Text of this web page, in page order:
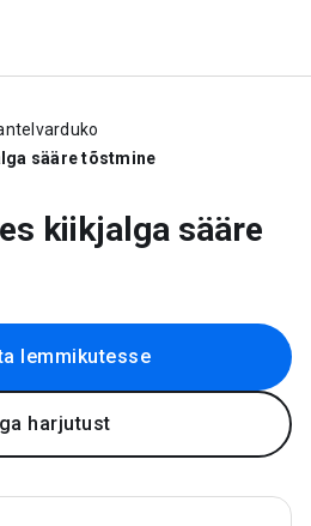
sääre tõstmine
kiikjalga sääre
lemmikutesse
harjutust